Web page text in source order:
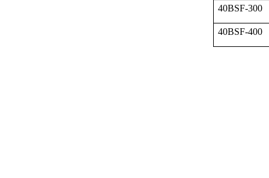
40BSF-300
40BSF-400